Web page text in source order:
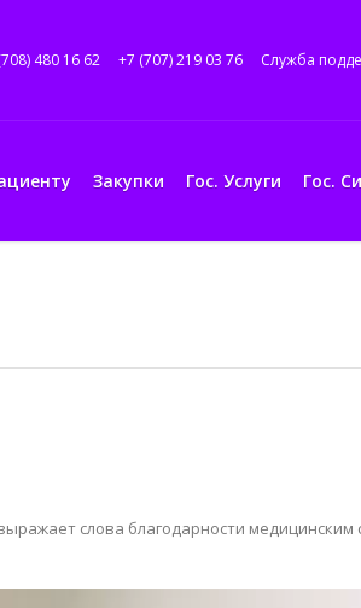
480 16 62 +7 (707) 219 03 76 Служба
Закупки Гос. Услуги Гос.
слова благодарности медицинским